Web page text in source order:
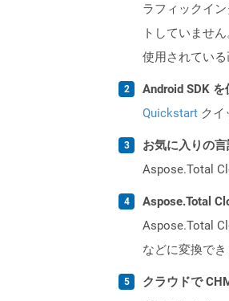
ラフィックイ
トしていませ
使用されている
Android SDK
Quickstart クイ
お気に入りの
Aspose.Total
Aspose.Total
Aspose.Total
などに変換でき
クラウドで